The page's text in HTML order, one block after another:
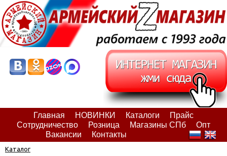
Главная НОВИНКИ Каталоги
Прайс
Сотрудничество
Розница Магазины СПб
Опт
Вакансии
Контакты
Каталог